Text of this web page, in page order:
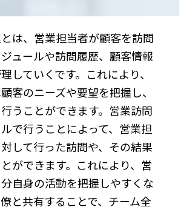
は、営業担当者が顧客を訪問
ュールや訪問履歴、顧客情報
していくです。これにより、
客のニーズや要望を把握し、
うことができます。営業訪問
で行うことによって、営業担
して行った訪問や、その結果
ができます。これにより、営
自身の活動を把握しやすくな
と共有することで、チーム全